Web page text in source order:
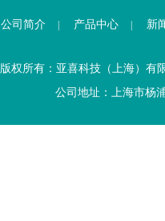
公司简介 产品中心 新
版权所有：亚喜科技（上海）
公司地址：上海市杨